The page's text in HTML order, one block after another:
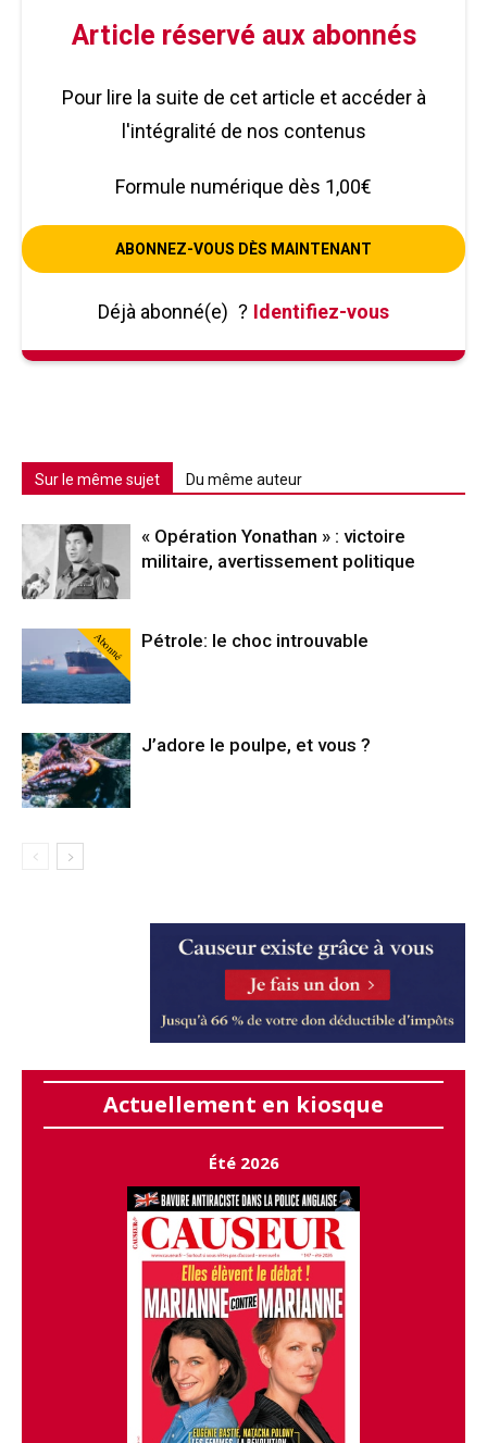
Article réservé aux abonnés
Pour lire la suite de cet article et accéder à
l'intégralité de nos contenus
Formule numérique dès 1,00€
ABONNEZ-VOUS DÈS MAINTENANT
Déjà abonné(e) ? Identifiez-vous
Sur le même sujet Du même auteur
« Opération Yonathan » : victoire
militaire, avertissement politique
Abonné Pétrole: le choc introuvable
J’adore le poulpe, et vous ?
Actuellement en kiosque
Été 2026